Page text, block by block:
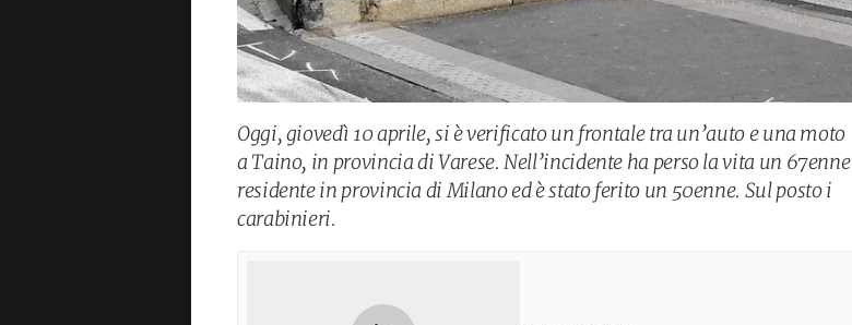
Oggi, giovedì 10 aprile, si è verificato un frontale tra un’auto e una moto
a Taino, in provincia di Varese. Nell’incidente ha perso la vita un 67enne
residente in provincia di Milano ed è stato ferito un 50enne. Sul posto i
carabinieri.